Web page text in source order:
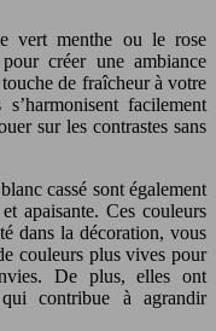
vert menthe ou le rose
créer une ambiance
de fraîcheur à votre
facilement
sur les contrastes sans
cassé sont également
apaisante. Ces couleurs
dans la décoration, vous
couleurs plus vives pour
De plus, elles ont
contribue à agrandir